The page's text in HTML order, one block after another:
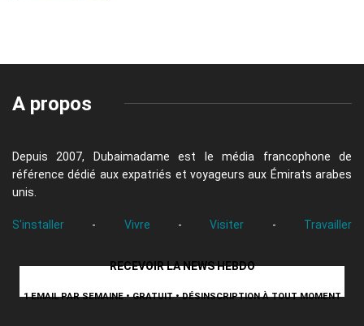
A propos
Depuis 2007, Dubaimadame est le média francophone de
référence dédié aux expatriés et voyageurs aux Émirats arabes
unis.
S'installer - Vivre - Visiter - Travailler
RECEVOIR LA NEWS HEBDO
1 EMAIL PAR SEMAINE • GRATUIT • DÉSINSCRIPTION À TOUT MOMENT